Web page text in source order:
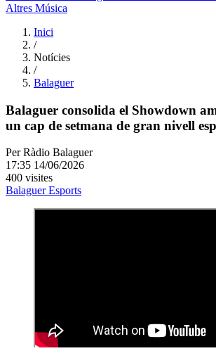
Altres Música
Inici
/
Notícies
/
Balaguer
Balaguer consolida el Showdown
un cap de setmana de gran nivell
Per Ràdio Balaguer
17:35 14/06/2026
400 visites
BalaguerEsports